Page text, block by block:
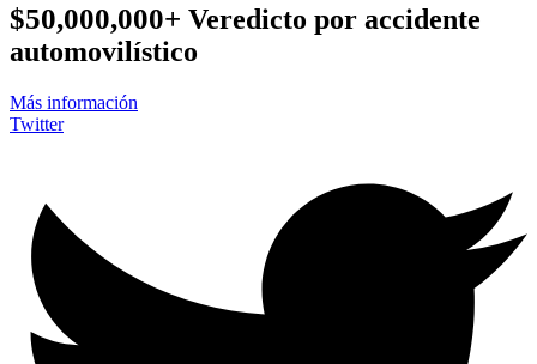
$50,000,000+ Veredicto por accidente
automovilístico
Más información
Twitter